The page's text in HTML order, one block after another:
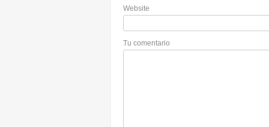
Website
Tu comentario